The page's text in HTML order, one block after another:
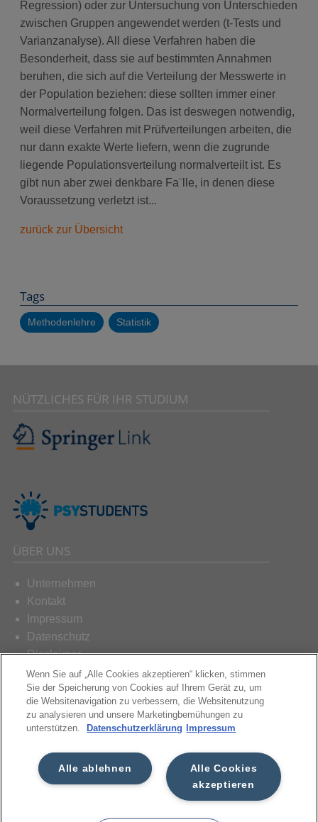
Regression) oder zur Untersuchung von Unterschieden
zwischen Gruppen angewendet werden (t-Tests und
Varianzanalyse). All diese Verfahren haben die
Besonderheit, dass sie auf bestimmten Annahmen
beruhen, die sich auf die Verteilung der Messwerte in
der Population beziehen: diese sollten immer einer
Normalverteilung folgen. Das ist deswegen notwendig,
weil diese Verfahren mit Prüfverteilungen arbeiten, die
nur dann exakte Werte liefern, wenn die zugrunde
liegende Populationsverteilung normalverteilt ist. Es
gibt nun aber zwei denkbare Fa¨lle, in denen diese
Voraussetzung verletzt ist...
zurück zur Übersicht
Tags
Methodenlehre Statistik
NÜTZLICHES FÜR IHR STUDIUM
ÜBER UNS
Unternehmen
Kontakt
Impressum
Datenschutz
Disclaimer
KONTAKT
Schreiben Sie uns
Wenn Sie auf „Alle Cookies akzeptieren“ klicken, stimmen
Sie der Speicherung von Cookies auf Ihrem Gerät zu, um
die Websitenavigation zu verbessern, die Websitenutzung
zu analysieren und unsere Marketingbemühungen zu
unterstützen.
Datenschutzerklärung Impressum
Alle Cookies
akzeptieren
Alle ablehnen